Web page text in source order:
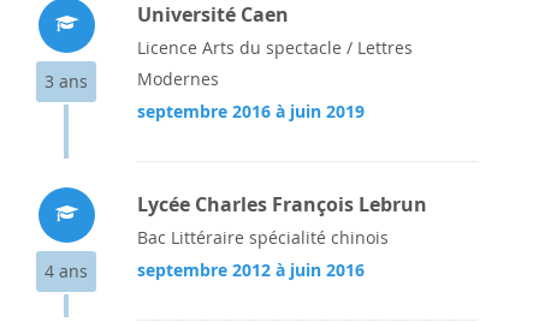
3 ans
Université Caen
Licence Arts du spectacle / Lettres
Modernes
septembre 2016 à juin 2019
4 ans
Lycée Charles François Lebrun
Bac Littéraire spécialité chinois
septembre 2012 à juin 2016